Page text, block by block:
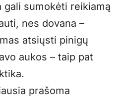
sumokėti reikiamą
nes dovana –
atsiųsti pinigų
aukos – taip pat
prašoma